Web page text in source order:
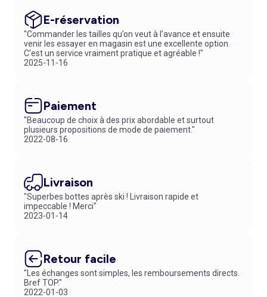
E-réservation
"Commander les tailles qu’on veut à l’avance et ensuite
venir les essayer en magasin est une excellente option.
C’est un service vraiment pratique et agréable !"
2025-11-16
Paiement
"Beaucoup de choix à des prix abordable et surtout
plusieurs propositions de mode de paiement."
2022-08-16
Livraison
"Superbes bottes après ski ! Livraison rapide et
impeccable ! Merci"
2023-01-14
Retour facile
"Les échanges sont simples, les remboursements directs.
Bref TOP."
2022-01-03